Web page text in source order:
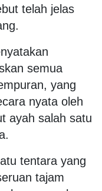
telah jelas
semua
yang
nyata oleh
ayah salah satu
tentara yang
tajam